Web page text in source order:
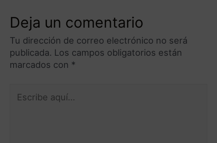
Deja un comentario
Tu dirección de correo electrónico no será
publicada. Los campos obligatorios están
marcados con *